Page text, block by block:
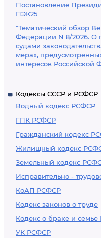
Постановление
ПЭК25
"Тематический обзор
Федерации N 8/2026.
судами
мерах,
интересов Российской
Кодексы СССР и РСФСР
Водный кодекс РСФСР
ГПК РСФСР
Гражданский кодекс
Жилищный кодекс
Земельный кодекс
Исправительно -
КоАП РСФСР
Кодекс законов о труде
Кодекс о браке и
УК РСФСР